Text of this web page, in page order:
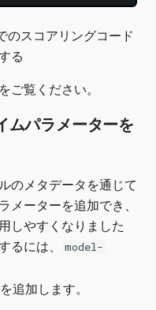
のスコアリングコード
る
をご覧ください。
ムパラメーターを
のメタデータを通じて
メーターを追加でき、
しやすくなりました
るには、
model-
を追加します。